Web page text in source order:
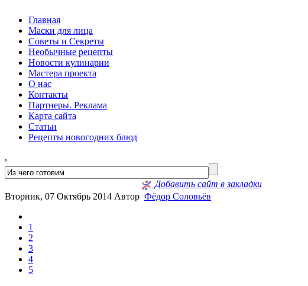
Главная
Маски для лица
Советы и Секреты
Необычные рецепты
Новости кулинарии
Мастера проекта
О нас
Контакты
Партнеры. Реклама
Карта сайта
Статьи
Рецепты новогодних блюд
,
Добавить сайт в закладки
Вторник, 07 Октябрь 2014 Автор Фёдор Соловьёв
1
2
3
4
5